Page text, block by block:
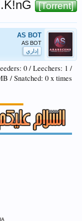
[Torrent]
AS BOT
AS BOT
إداري
0 / Leechers: 1 /
/ Snatched: 0 x times